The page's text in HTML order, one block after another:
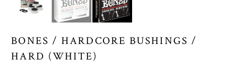
BONES / HARDCORE BUSHINGS /
HARD (WHITE)